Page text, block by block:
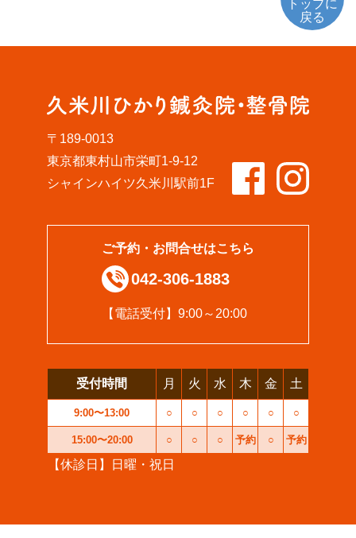
トップに
戻る
〒189-0013
東京都東村山市栄町1-9-12
シャインハイツ久米川駅前1F
ご予約・お問合せはこちら
042-306-1883
【電話受付】9:00～20:00
受付時間 月 火 水 木 金 土
9:00〜13:00 ○ ○ ○ ○ ○ ○
15:00〜20:00 ○ ○ ○ 予約 ○ 予約
【休診日】日曜・祝日